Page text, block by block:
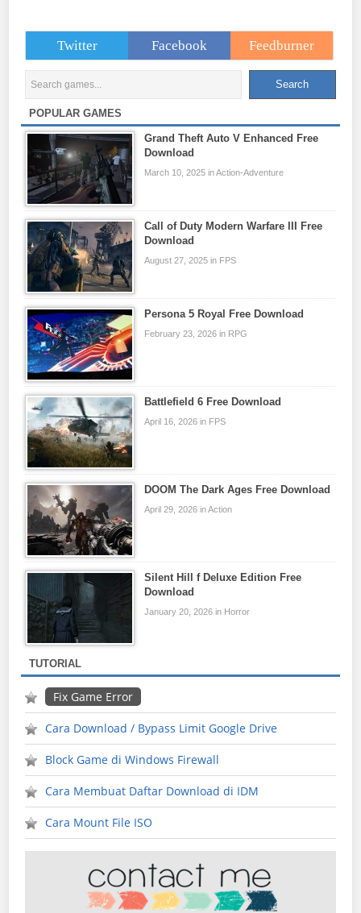
Twitter Facebook Feedburner
POPULAR GAMES
Grand Theft Auto V Enhanced Free
Download
March 10, 2025 in Action-Adventure
Call of Duty Modern Warfare III Free
Download
August 27, 2025 in FPS
Persona 5 Royal Free Download
February 23, 2026 in RPG
Battlefield 6 Free Download
April 16, 2026 in FPS
DOOM The Dark Ages Free Download
April 29, 2026 in Action
Silent Hill f Deluxe Edition Free
Download
January 20, 2026 in Horror
TUTORIAL
Fix Game Error
Cara Download / Bypass Limit Google Drive
Block Game di Windows Firewall
Cara Membuat Daftar Download di IDM
Cara Mount File ISO